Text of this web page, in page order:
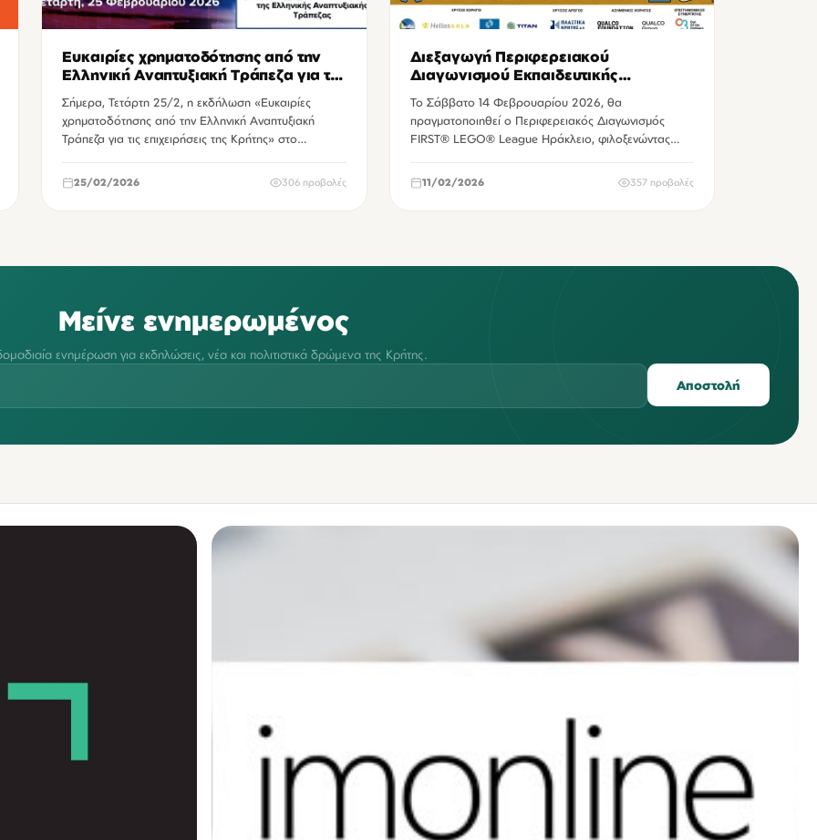
Ευκαιρίες χρηματοδότησης από την
Ελληνική Αναπτυξιακή Τράπεζα για τις
επιχειρήσεις της Κρήτης
Σήμερα, Τετάρτη 25/2, η εκδήλωση «Ευκαιρίες
χρηματοδότησης από την Ελληνική Αναπτυξιακή
Τράπεζα για τις επιχειρήσεις της Κρήτης» στο
25/02/2026 306 προβολές
Διεξαγωγή Περιφερειακού
Διαγωνισμού Εκπαιδευτικής
Ρομποτικής και Καινοτομίας FIRST®
LEGO® League Ηράκλειο
Το Σάββατο 14 Φεβρουαρίου 2026, θα
πραγματοποιηθεί ο Περιφερειακός Διαγωνισμός
FIRST® LEGO® League Ηράκλειο, φιλοξενώντας
11/02/2026 357 προβολές
Μείνε ενημερωμένος
ενημέρωση για εκδηλώσεις, νέα και πολιτιστικά δρώμενα της Κρήτης.
Αποστολή